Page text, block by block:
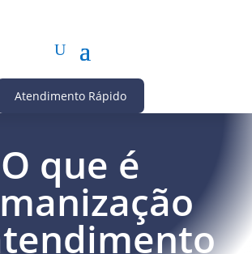
Atendimento Rápido
O que é